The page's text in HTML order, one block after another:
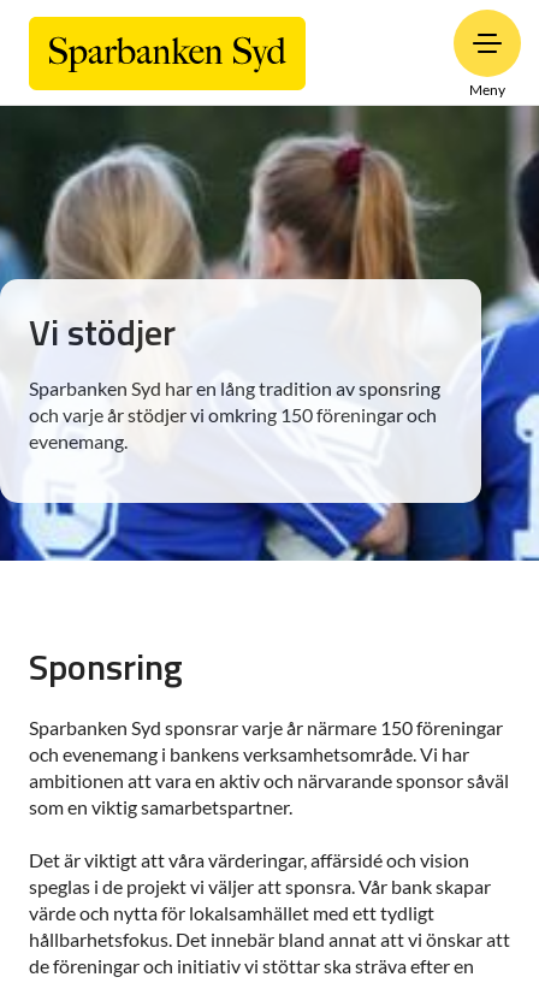
Meny
Vi stödjer
Sparbanken Syd har en lång tradition av sponsring
och varje år stödjer vi omkring 150 föreningar och
evenemang.
Sponsring
Sparbanken Syd sponsrar varje år närmare 150 föreningar
och evenemang i bankens verksamhetsområde. Vi har
ambitionen att vara en aktiv och närvarande sponsor såväl
som en viktig samarbetspartner.
Det är viktigt att våra värderingar, affärsidé och vision
speglas i de projekt vi väljer att sponsra. Vår bank skapar
värde och nytta för lokalsamhället med ett tydligt
hållbarhetsfokus. Det innebär bland annat att vi önskar att
de föreningar och initiativ vi stöttar ska sträva efter en